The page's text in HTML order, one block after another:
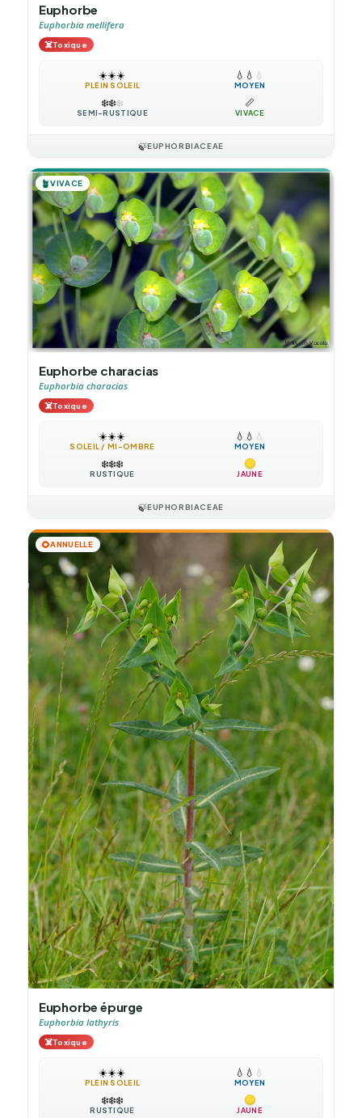
Euphorbe
Euphorbia mellifera
☠️Toxique
☀️☀️☀️
PLEIN SOLEIL
💧 💧 💧
MOYEN
❄️❄️❄️
SEMI-RUSTIQUE
📏
VIVACE
🍃EUPHORBIACEAE
🪴VIVACE
Euphorbe characias
Euphorbia characias
☠️Toxique
☀️☀️☀️
SOLEIL / MI-OMBRE
💧 💧 💧
MOYEN
❄️❄️❄️
RUSTIQUE JAUNE
🍃EUPHORBIACEAE
🌻ANNUELLE
Euphorbe épurge
Euphorbia lathyris
☠️Toxique
☀️☀️☀️
PLEIN SOLEIL
💧 💧 💧
MOYEN
❄️❄️❄️
RUSTIQUE JAUNE